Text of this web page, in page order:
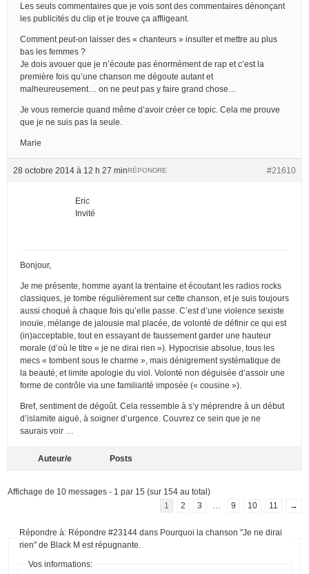
Les seuls commentaires que je vois sont des commentaires dénonçant
les publicités du clip et je trouve ça affligeant.
Comment peut-on laisser des « chanteurs » insulter et mettre au plus
bas les femmes ?
Je dois avouer que je n’écoute pas énormément de rap et c’est la
première fois qu’une chanson me dégoute autant et
malheureusement… on ne peut pas y faire grand chose…
Je vous remercie quand même d’avoir créer ce topic. Cela me prouve
que je ne suis pas la seule.
Marie
28 octobre 2014 à 12 h 27 min #21610
RÉPONDRE
Eric
Invité
Bonjour,
Je me présente, homme ayant la trentaine et écoutant les radios rocks
classiques, je tombe régulièrement sur cette chanson, et je suis toujours
aussi choqué à chaque fois qu’elle passe. C’est d’une violence sexiste
inouïe, mélange de jalousie mal placée, de volonté de définir ce qui est
(in)acceptable, tout en essayant de faussement garder une hauteur
morale (d’où le titre « je ne dirai rien »). Hypocrisie absolue, tous les
mecs « tombent sous le charme », mais dénigrement systématique de
la beauté, et limite apologie du viol. Volonté non déguisée d’assoir une
forme de contrôle via une familiarité imposée (« cousine »).
Bref, sentiment de dégoût. Cela ressemble à s’y méprendre à un début
d’islamite aiguë, à soigner d’urgence. Couvrez ce sein que je ne
saurais voir …
Auteur/e Posts
Affichage de 10 messages - 1 par 15 (sur 154 au total)
1
2 3 9 10 11 →
Répondre à: Répondre #23144 dans Pourquoi la chanson "Je ne dirai
rien" de Black M est répugnante.
Vos informations: